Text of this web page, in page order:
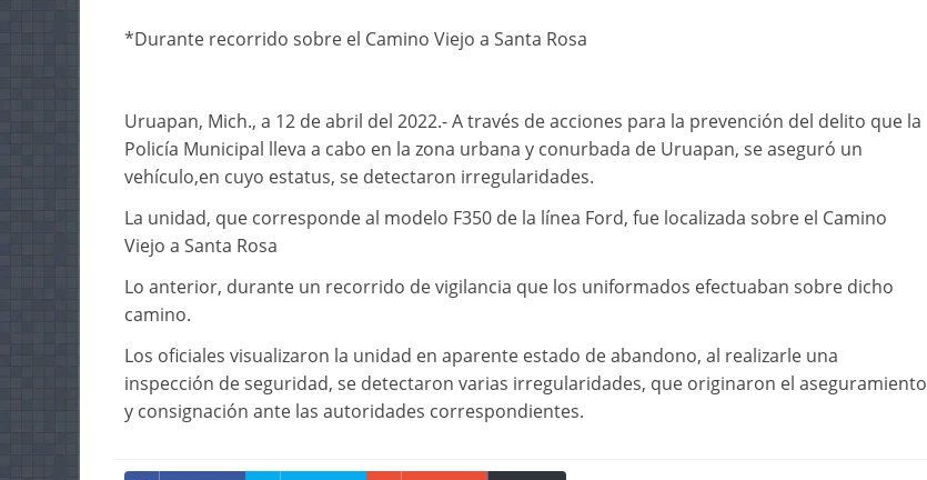
*Durante recorrido sobre el Camino Viejo a Santa Rosa
Uruapan, Mich., a 12 de abril del 2022.- A través de acciones para la prevención del delito que la
Policía Municipal lleva a cabo en la zona urbana y conurbada de Uruapan, se aseguró un
vehículo,en cuyo estatus, se detectaron irregularidades.
La unidad, que corresponde al modelo F350 de la línea Ford, fue localizada sobre el Camino
Viejo a Santa Rosa
Lo anterior, durante un recorrido de vigilancia que los uniformados efectuaban sobre dicho
camino.
Los oficiales visualizaron la unidad en aparente estado de abandono, al realizarle una
inspección de seguridad, se detectaron varias irregularidades, que originaron el aseguramiento
y consignación ante las autoridades correspondientes.